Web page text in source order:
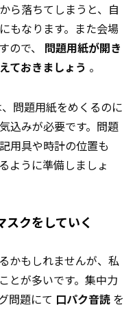
ら落ちてしまうと、自
もなります。また会場
ので、 問題用紙が開き
ておきましょう 。
問題用紙をめくるのに
込みが必要です。問題
用具や時計の位置も
ように準備しましょ
スクをしていく
かもしれませんが、私
とが多いです。集中力
問題にて 口パク音読 を